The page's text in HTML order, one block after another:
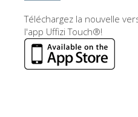
Téléchargez la nouvelle
l'app Uffizi Touch®!